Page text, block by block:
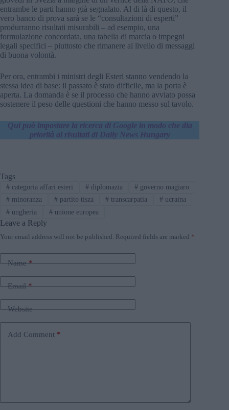
entrambe le parti hanno già segnalato. Al di là di questo, il
vero banco di prova sarà se le “consultazioni di esperti”
produrranno risultati misurabili – ad esempio, una
formulazione concordata, una tabella di marcia o impegni
legali specifici – piuttosto che rimanere al livello di messaggi
di buona volontà.
Per ora, entrambi i ministri degli Esteri stanno vendendo la
stessa idea di base: il passato è stato difficile, ma la porta è
aperta. La domanda è se il processo che hanno avviato possa
sostenere il peso delle questioni che hanno messo sul tavolo.
Qui può impostare la ricerca di Google in modo che dia
priorità ai risultati di Daily News Hungary
Tags
#categoria affari esteri #diplomazia # governo magiaro
#minoranza #partito tisza # transcarpatia # ucraina
#ungheria #unione europea
Leave a Reply
Your email address will not be published. Required fields are marked *
Name*
Email*
Website
Add Comment *